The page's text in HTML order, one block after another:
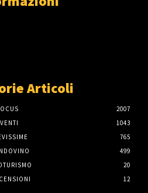
Articoli
2007
1043
765
499
20
12